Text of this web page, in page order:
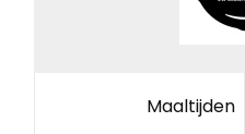
Maaltijden